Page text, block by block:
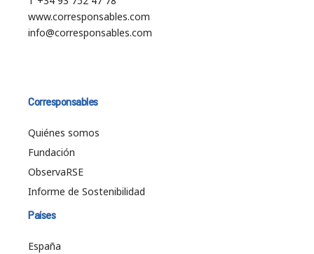
www.corresponsables.com
info@corresponsables.com
Corresponsables
Quiénes somos
Fundación
ObservaRSE
Informe de Sostenibilidad
Países
España